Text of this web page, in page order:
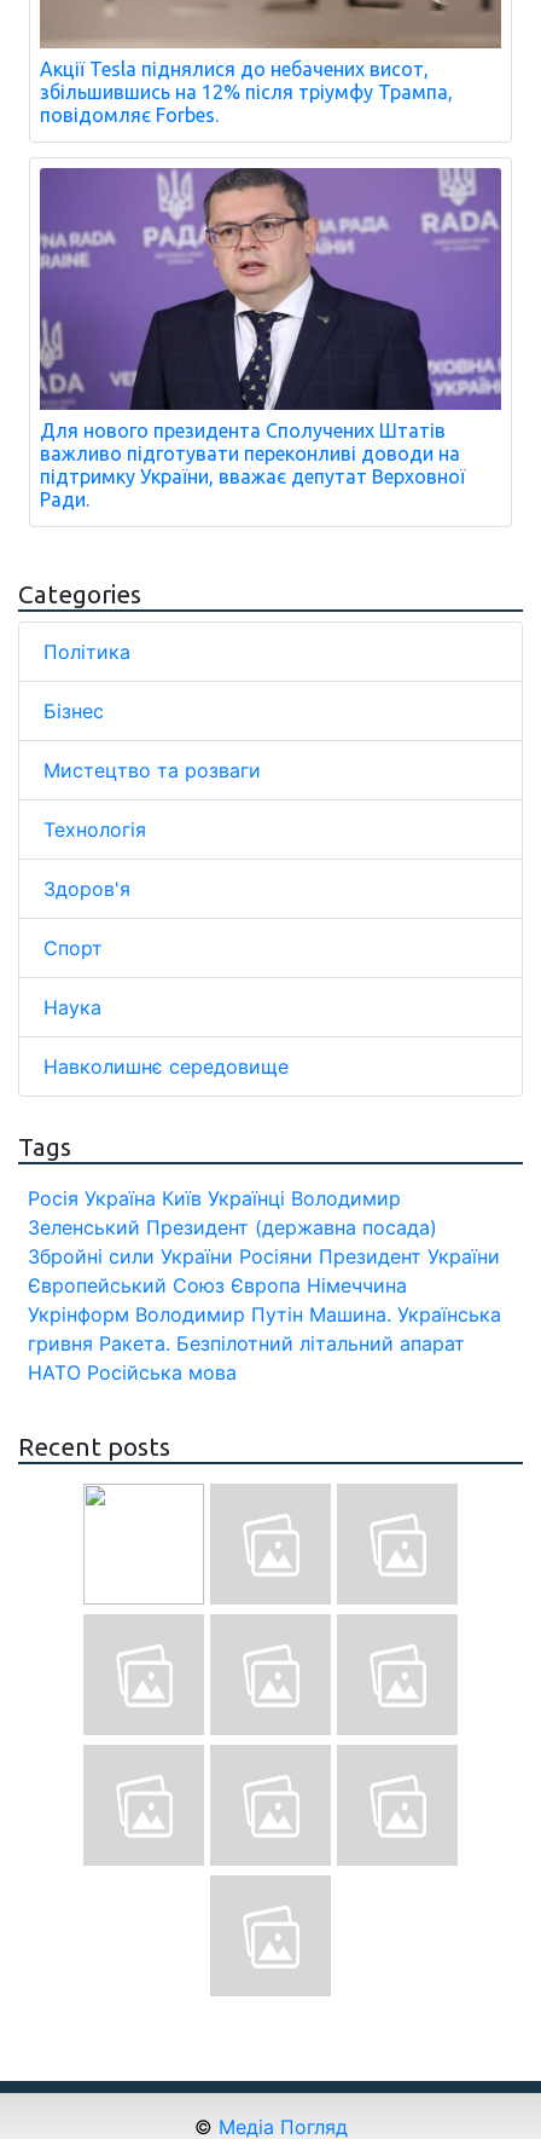
Акції Tesla піднялися до небачених висот,
збільшившись на 12% після тріумфу Трампа,
повідомляє Forbes.
Для нового президента Сполучених Штатів
важливо підготувати переконливі доводи на
підтримку України, вважає депутат Верховної
Ради.
Categories
Політика
Бізнес
Мистецтво та розваги
Технологія
Здоров'я
Спорт
Наука
Навколишнє середовище
Tags
Росія Україна Київ Українці Володимир
Зеленський Президент (державна посада)
Збройні сили України Росіяни Президент України
Європейський Союз Європа Німеччина
Укрінформ Володимир Путін Машина. Українська
гривня Ракета. Безпілотний літальний апарат
НАТО Російська мова
Recent posts
© Медіа Погляд